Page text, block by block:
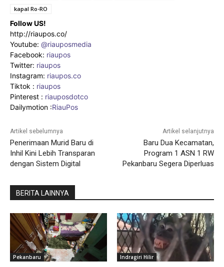
kapal Ro-RO
Follow US!
http://riaupos.co/
Youtube: @riauposmedia
Facebook: riaupos
Twitter: riaupos
Instagram: riaupos.co
Tiktok : riaupos
Pinterest : riauposdotco
Dailymotion :RiauPos
Artikel sebelumnya
Penerimaan Murid Baru di
Inhil Kini Lebih Transparan
dengan Sistem Digital
Artikel selanjutnya
Baru Dua Kecamatan,
Program 1 ASN 1 RW
Pekanbaru Segera Diperluas
BERITA LAINNYA
Pekanbaru Indragiri Hilir